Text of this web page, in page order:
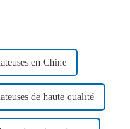
en Chine
de haute qualité